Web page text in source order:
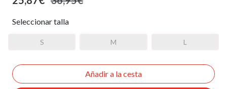
Seleccionar talla
S M L